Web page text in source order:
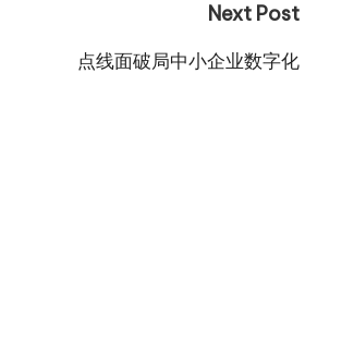
Next Post
点线面破局中小企业数字化